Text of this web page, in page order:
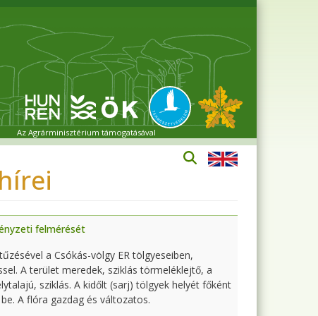
Az Agrárminisztérium támogatásával
felmérését
a Csókás-völgy ER tölgyeseiben,
A terület meredek, sziklás törmeléklejtő, a
sziklás. A kidőlt (sarj) tölgyek helyét főként
A flóra gazdag és változatos.